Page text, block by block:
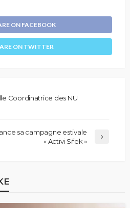
ON FACEBOOK
ON TWITTER
Coordinatrice des NU
sa campagne estivale
« Activi Sifek »